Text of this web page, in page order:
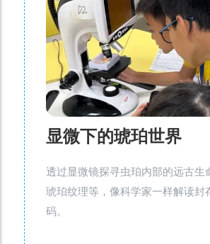
显微下的琥珀世界
透过显微镜探寻虫珀内部的远古生
琥珀纹理等，像科学家一样解读封
码。